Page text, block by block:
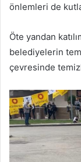
önlemleri de
Öte yandan
belediyelerin
çevresinde